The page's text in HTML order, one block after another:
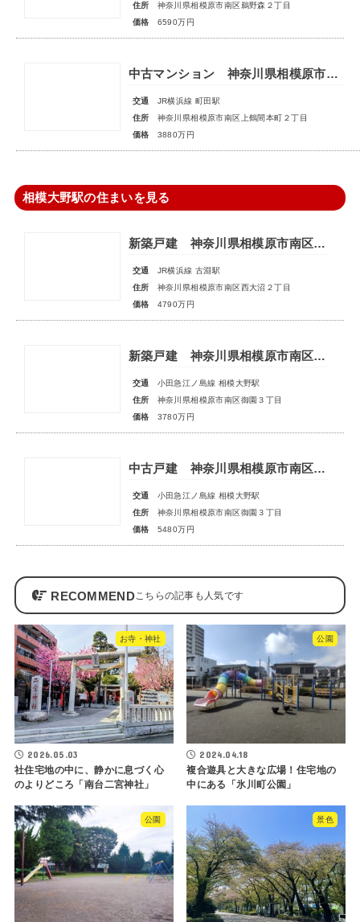
住所
神奈川県相模原市南区鵜野森２丁目
価格
6590万円
中古マンション 神奈川県相模原市南区上鶴間本町２丁目
交通
JR横浜線 町田駅
住所
神奈川県相模原市南区上鶴間本町２丁目
価格
3880万円
相模大野駅の住まいを見る
新築戸建 神奈川県相模原市南区西大沼２丁目
交通
JR横浜線 古淵駅
住所
神奈川県相模原市南区西大沼２丁目
価格
4790万円
新築戸建 神奈川県相模原市南区御園３丁目
交通
小田急江ノ島線 相模大野駅
住所
神奈川県相模原市南区御園３丁目
価格
3780万円
中古戸建 神奈川県相模原市南区御園３丁目
交通
小田急江ノ島線 相模大野駅
住所
神奈川県相模原市南区御園３丁目
価格
5480万円
RECOMMEND
お寺・神社
2026.05.03
社住宅地の中に、静かに息づく心
のよりどころ「南台二宮神社」
公園
2024.04.18
複合遊具と大きな広場！住宅地の
中にある「氷川町公園」
公園 景色